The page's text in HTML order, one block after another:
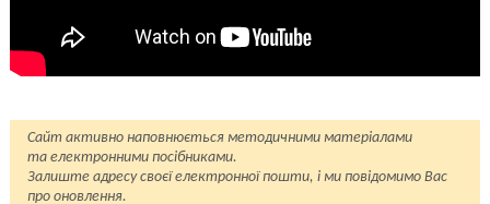
Сайт активно наповнюється методичними матеріалами
та електронними посібниками.
Залиште адресу своєї електронної пошти, і ми повідомимо Вас
про оновлення.